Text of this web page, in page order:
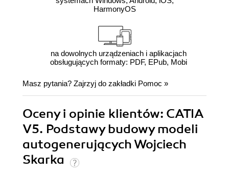
HarmonyOS
na dowolnych urządzeniach i aplikacjach
obsługujących formaty: PDF, EPub, Mobi
Masz pytania? Zajrzyj do zakładki Pomoc »
Oceny i opinie klientów: CATIA
V5. Podstawy budowy modeli
autogenerujących Wojciech
Skarka